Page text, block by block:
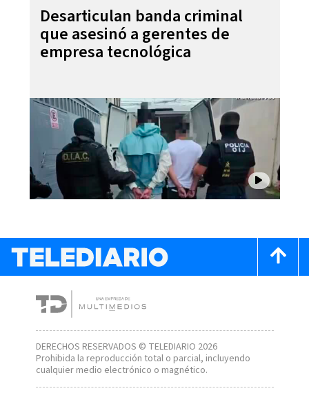
Desarticulan banda criminal
que asesinó a gerentes de
empresa tecnológica
DERECHOS RESERVADOS © TELEDIARIO 2026
Prohibida la reproducción total o parcial, incluyendo
cualquier medio electrónico o magnético.